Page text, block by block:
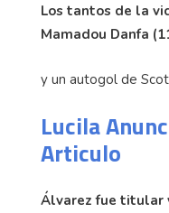
Los tantos de la
Mamadou Danfa
y un autogol de
Lucila
Articulo
Álvarez fue titular